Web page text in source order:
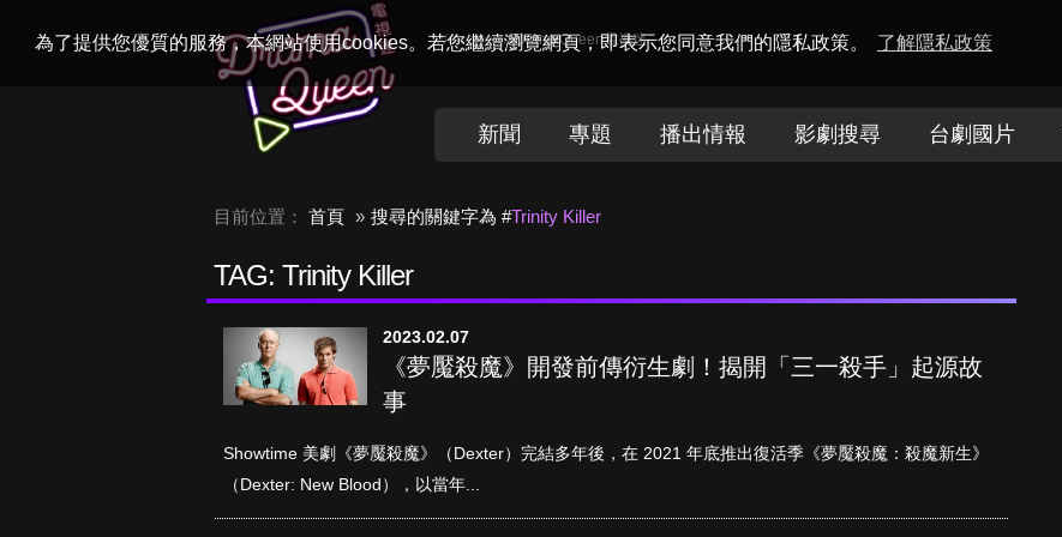
為了提供您優質的服務，本網站使用cookies。若您繼續瀏覽網頁，即表示您同意我們的隱私政策。 了解隱私政策
Welcome toDramaQueen電視迷
新聞 專題 播出情報 影劇搜尋 台劇國片
目前位置： 首頁 搜尋的關鍵字為 #Trinity Killer
TAG: Trinity Killer
2023.02.07
《夢魘殺魔》開發前傳衍生劇！揭開「三一殺手」起源故
事
Showtime 美劇《夢魘殺魔》（Dexter）完結多年後，在 2021 年底推出復活季《夢魘殺魔：殺魔新生》
（Dexter: New Blood），以當年...